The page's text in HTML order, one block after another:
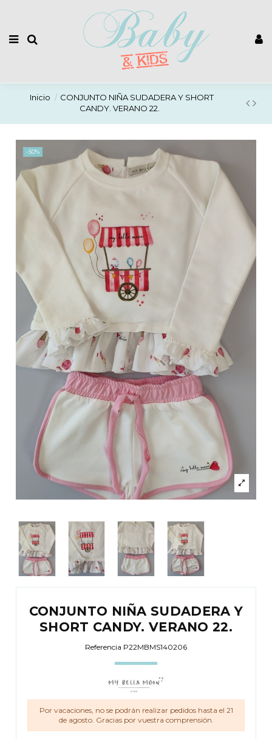
Inicio
CONJUNTO NIÑA SUDADERA Y SHORT
CANDY. VERANO 22.
-50%
CONJUNTO NIÑA SUDADERA Y
SHORT CANDY. VERANO 22.
Referencia P22MBMS140206
Por vacaciones, no se podrán realizar pedidos hasta el 21
de agosto. Gracias por vuestra comprensión.